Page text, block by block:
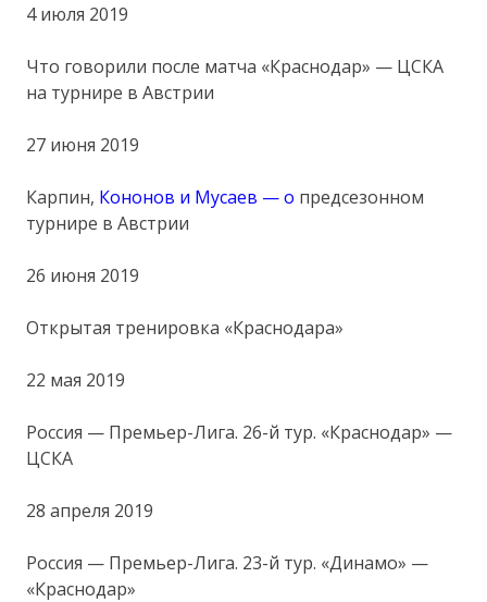
4 июля 2019
Что говорили после матча «Краснодар» — ЦСКА
на турнире в Австрии
27 июня 2019
Карпин, Кононов и Мусаев — о предсезонном
турнире в Австрии
26 июня 2019
Открытая тренировка «Краснодара»
22 мая 2019
Россия — Премьер-Лига. 26-й тур. «Краснодар» —
ЦСКА
28 апреля 2019
Россия — Премьер-Лига. 23-й тур. «Динамо» —
«Краснодар»